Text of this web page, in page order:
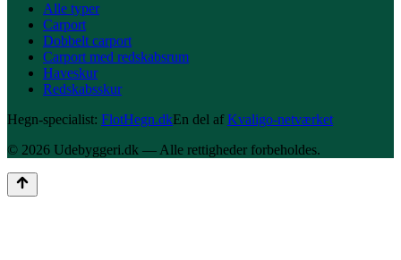
Alle typer
Carport
Dobbelt carport
Carport med redskabsrum
Haveskur
Redskabsskur
Hegn-specialist: FlotHegn.dkEn del af Kvaligo-netværket
© 2026 Udebyggeri.dk — Alle rettigheder forbeholdes.